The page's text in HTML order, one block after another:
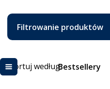
Filtrowanie produktów
Sortuj według:Bestsellery